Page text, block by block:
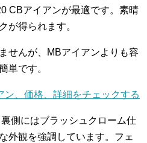
CBアイアンが最適です。素晴
が得られます。
せんが、MBアイアンよりも容
単です。
ン、価格、詳細をチェックする
側にはブラッシュクローム仕
外観を強調しています。フェ